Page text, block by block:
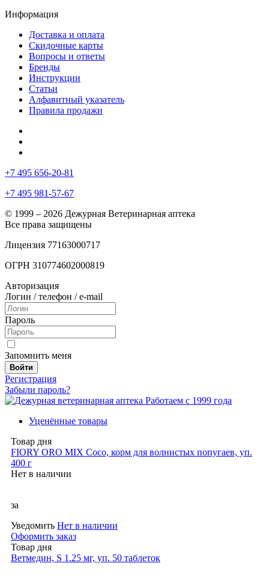
Информация
Доставка и оплата
Скидочные карты
Вопросы и ответы
Бренды
Инструкции
Статьи
Алфавитный указатель
Правила продажи
+7 495 656-20-81
+7 495 981-57-67
© 1999 – 2026 Дежурная Ветеринарная аптека
Все права защищены
Лицензия 77163000717
ОГРН 310774602000819
Авторизация
Логин / телефон / e-mail
Пароль
Запомнить меня
Войти
Регистрация
Забыли пароль?
Работаем с 1999 года
Уценённые товары
Товар дня
FIORY ORO MIX Coco, корм для волнистых попугаев, уп.
400 г
Нет в наличии
за
Уведомить Нет в наличии
Оформить заказ
Товар дня
Ветмедин, S 1.25 мг, уп. 50 таблеток